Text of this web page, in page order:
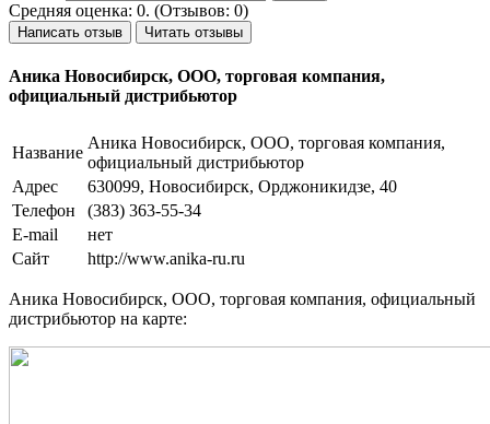
Средняя оценка: 0. (Отзывов: 0)
Написать отзыв Читать отзывы
Аника Новосибирск, ООО, торговая компания,
официальный дистрибьютор
Название
Аника Новосибирск, ООО, торговая компания,
официальный дистрибьютор
Адрес
630099, Новосибирск, Орджоникидзе, 40
Телефон
(383) 363-55-34
E-mail
нет
Сайт
http://www.anika-ru.ru
Аника Новосибирск, ООО, торговая компания, официальный
дистрибьютор на карте: